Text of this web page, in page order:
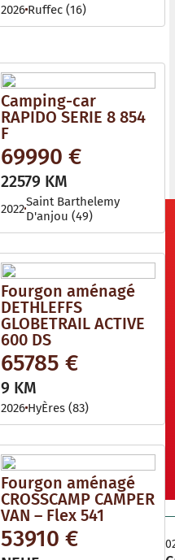
2026 Ruffec (16)
Camping-car
RAPIDO SERIE 8 854
F
69990 €
22579 KM
2022Saint Barthelemy
D'anjou (49)
Fourgon aménagé
DETHLEFFS
GLOBETRAIL ACTIVE
600 DS
65785 €
9 KM
2026 HyÈres (83)
Fourgon aménagé
CROSSCAMP CAMPER
VAN – Flex 541
53910 €